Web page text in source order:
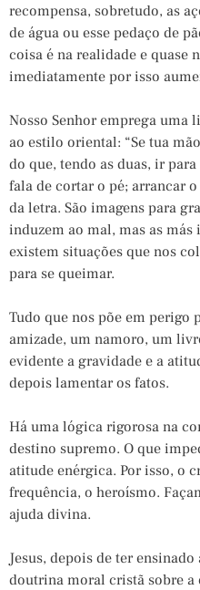
recompensa, sobretudo, as
de água ou esse pedaço de
coisa é na realidade e quase
imediatamente por isso
Nosso Senhor emprega uma
ao estilo oriental: “Se tua
do que, tendo as duas, ir
fala de cortar o pé; arrancar
da letra. São imagens para
induzem ao mal, mas as más
existem situações que nos
para se queimar.
Tudo que nos põe em perigo
amizade, um namoro, um
evidente a gravidade e a
depois lamentar os fatos.
Há uma lógica rigorosa na
destino supremo. O que
atitude enérgica. Por isso, o
frequência, o heroísmo.
ajuda divina.
Jesus, depois de ter
doutrina moral cristã sobre a